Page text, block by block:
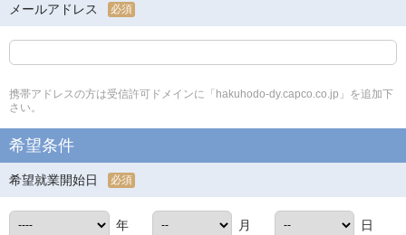
メールアドレス 必須
携帯アドレスの方は受信許可ドメインに「hakuhodo-dy.capco.co.jp」を追加下
さい。
希望条件
希望就業開始日 必須
年 月 日